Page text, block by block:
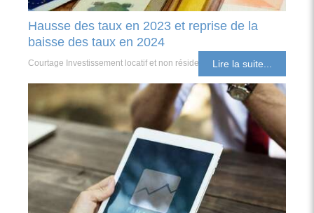
Hausse des taux en 2023 et reprise de la
baisse des taux en 2024
Courtage Investissement locatif et non résident Lire la suite...